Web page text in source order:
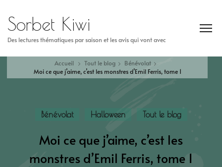
Sorbet Kiwi
Des lectures thématiques par saison et les avis qui vont avec
Accueil Tout le blog
Bénévolat
Moi ce que j’aime, c’est les monstres d’Emil Ferris, tome 1
Bénévolat Halloween Tout le blog
Moi ce que j’aime, c’est les
monstres d’Emil Ferris, tome 1